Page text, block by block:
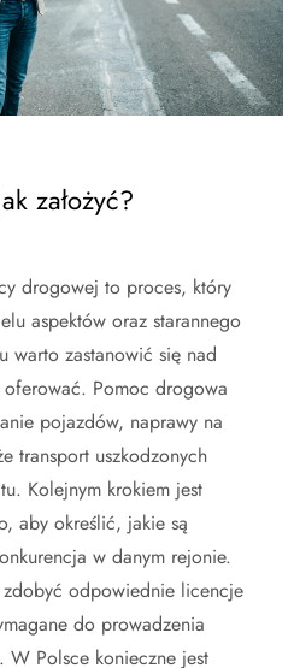
założyć?
drogowej to proces, który
aspektów oraz starannego
warto zastanowić się nad
oferować. Pomoc drogowa
pojazdów, naprawy na
transport uszkodzonych
Kolejnym krokiem jest
aby określić, jakie są
w danym rejonie.
odpowiednie licencje
do prowadzenia
W Polsce konieczne jest